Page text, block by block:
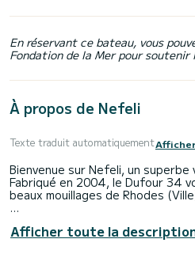
En réservant ce bateau, vous
Fondation de la Mer pour
À propos de Nefeli
Texte traduit automatiquement
Bienvenue sur Nefeli, un
Fabriqué en 2004, le Dufour 34
beaux mouillages de Rhodes
capacité d'embarcation de 6
totale de 10 mètres, il sera votre
Afficher toute la